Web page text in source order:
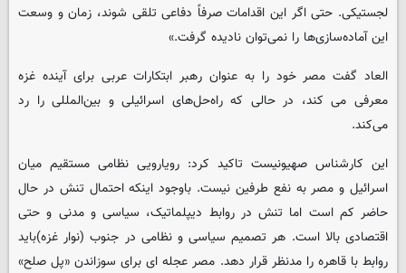
لجستیکی. حتی اگر این اقدامات صرفاً دفاعی تلقی شوند، زمان و وسعت
این آماده‌سازی‌ها را نمی‌توان نادیده گرفت.»
العاد گفت مصر خود را به عنوان رهبر ابتکارات عربی برای آینده غزه
معرفی می کند، در حالی که راه‌حل‌های اسرائیلی و بین‌المللی را رد
می‌کند.
این کارشناس صهیونیست تاکید کرد: رویارویی نظامی مستقیم میان
اسرائیل و مصر به نفع طرفین نیست. باوجود اینکه احتمال تنش در حال
حاضر کم است اما تنش در روابط دیپلماتیک، سیاسی و مدنی و حتی
اقتصادی بالا است. هر تصمیم سیاسی و نظامی در جنوب (نوار غزه)باید
روابط با قاهره را مدنظر قرار دهد. مصر عجله ای برای سوزاندن «پل صلح»